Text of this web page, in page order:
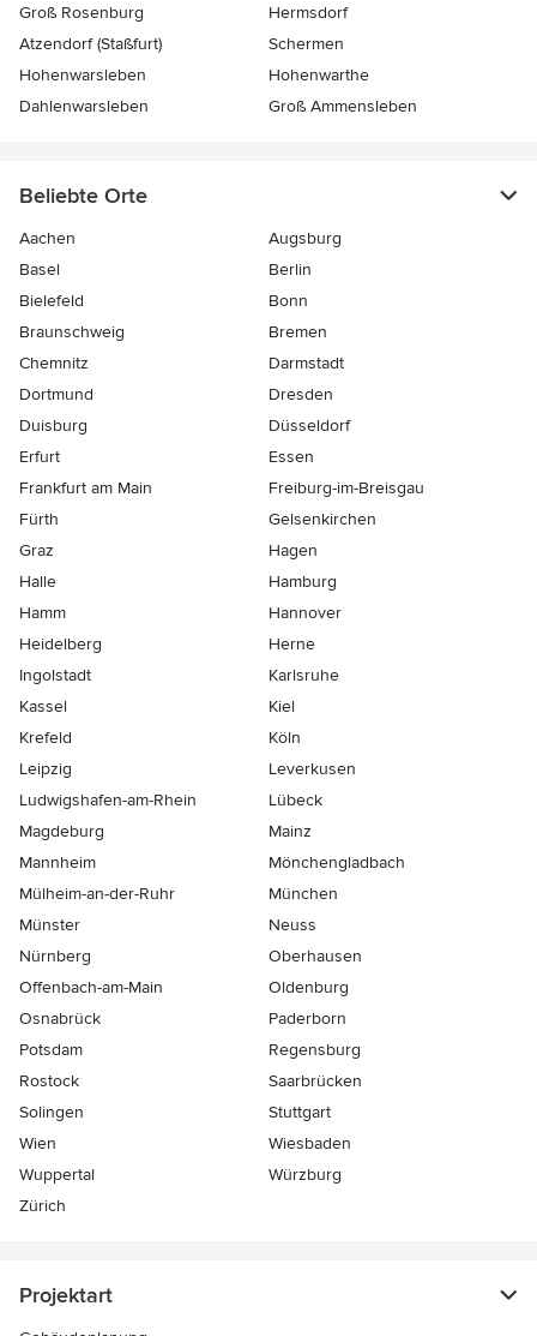
Groß Rosenburg
Hermsdorf
Atzendorf (Staßfurt)
Schermen
Hohenwarsleben
Hohenwarthe
Dahlenwarsleben
Groß Ammensleben
Beliebte Orte
Aachen
Augsburg
Basel
Berlin
Bielefeld
Bonn
Braunschweig
Bremen
Chemnitz
Darmstadt
Dortmund
Dresden
Duisburg
Düsseldorf
Erfurt
Essen
Frankfurt am Main
Freiburg-im-Breisgau
Fürth
Gelsenkirchen
Graz
Hagen
Halle
Hamburg
Hamm
Hannover
Heidelberg
Herne
Ingolstadt
Karlsruhe
Kassel
Kiel
Krefeld
Köln
Leipzig
Leverkusen
Ludwigshafen-am-Rhein
Lübeck
Magdeburg
Mainz
Mannheim
Mönchen­gladbach
Mülheim-an-der-Ruhr
München
Münster
Neuss
Nürnberg
Oberhausen
Offenbach-am-Main
Oldenburg
Osnabrück
Paderborn
Potsdam
Regensburg
Rostock
Saarbrücken
Solingen
Stuttgart
Wien
Wiesbaden
Wuppertal
Würzburg
Zürich
Projektart